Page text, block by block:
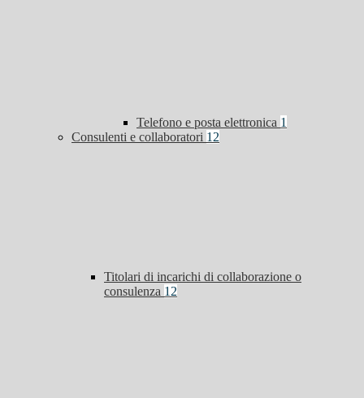
Telefono e posta elettronica 1
Consulenti e collaboratori 12
Titolari di incarichi di collaborazione o
consulenza 12